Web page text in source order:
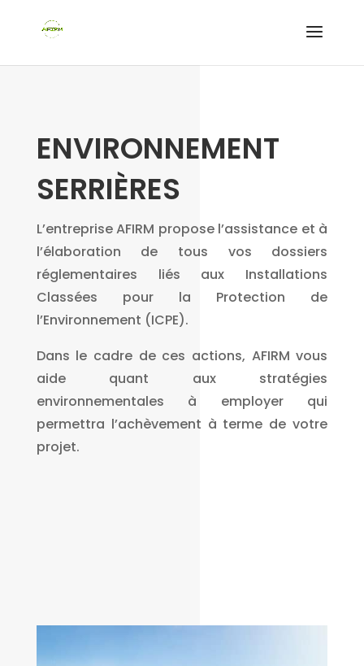
ENVIRONNEMENT
SERRIÈRES
L’entreprise AFIRM propose l’assistance et à
l’élaboration de tous vos dossiers
réglementaires liés aux Installations
Classées pour la Protection de
l’Environnement (ICPE).
Dans le cadre de ces actions, AFIRM vous
aide quant aux stratégies
environnementales à employer qui
permettra l’achèvement à terme de votre
projet.